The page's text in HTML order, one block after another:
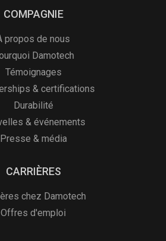
COMPAGNIE
propos de nous
Damotech
Témoignages
& certifications
Durabilité
& événements
Presse & média
CARRIÈRES
chez Damotech
Offres d'emploi